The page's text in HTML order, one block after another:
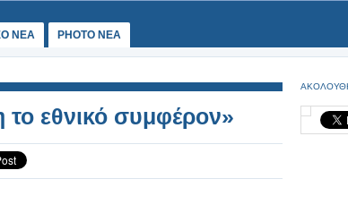
NEA PHOTO NEA
εθνικό συμφέρον»